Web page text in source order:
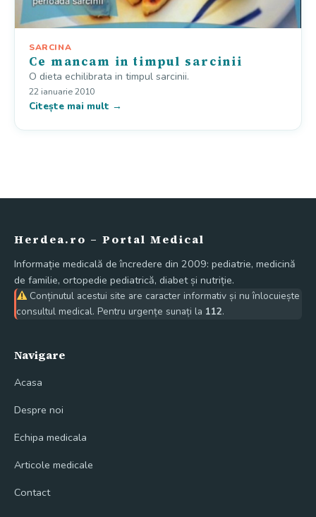
SARCINA
Ce mancam in timpul sarcinii
O dieta echilibrata in timpul sarcinii.
22 ianuarie 2010
Citește mai mult →
Herdea.ro – Portal Medical
Informație medicală de încredere din 2009: pediatrie, medicină
de familie, ortopedie pediatrică, diabet și nutriție.
Conținutul acestui site are caracter informativ și nu înlocuiește
consultul medical. Pentru urgențe sunați la 112.
Navigare
Acasa
Despre noi
Echipa medicala
Articole medicale
Contact